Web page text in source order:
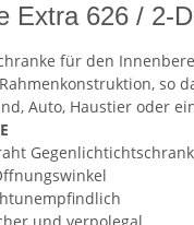
Extra 626 / 2-
für den
so
Auto, Haustier oder